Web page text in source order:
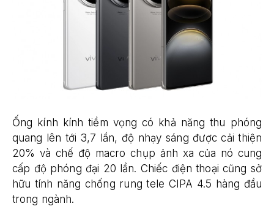
Ống kính kính tiềm vọng có khả năng thu phóng
quang lên tới 3,7 lần, độ nhạy sáng được cải thiện
20% và chế độ macro chụp ảnh xa của nó cung
cấp độ phóng đại 20 lần. Chiếc điện thoại cũng sở
hữu tính năng chống rung tele CIPA 4.5 hàng đầu
trong ngành.